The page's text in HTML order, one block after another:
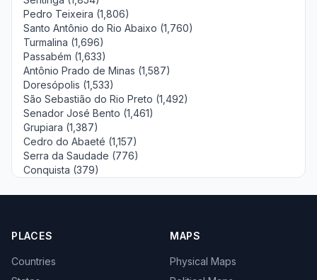
Pedro Teixeira (1,806)
Santo Antônio do Rio Abaixo (1,760)
Turmalina (1,696)
Passabém (1,633)
Antônio Prado de Minas (1,587)
Doresópolis (1,533)
São Sebastião do Rio Preto (1,492)
Senador José Bento (1,461)
Grupiara (1,387)
Cedro do Abaeté (1,157)
Serra da Saudade (776)
Conquista (379)
PLACES
Countries
MAPS
Physical Maps